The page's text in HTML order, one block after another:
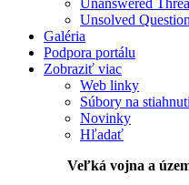
Unanswered
Unsolved
Galéria
Podpora portálu
Zobraziť viac
Web linky
Súbory na
Novinky
Hľadať
Veľká vojna a